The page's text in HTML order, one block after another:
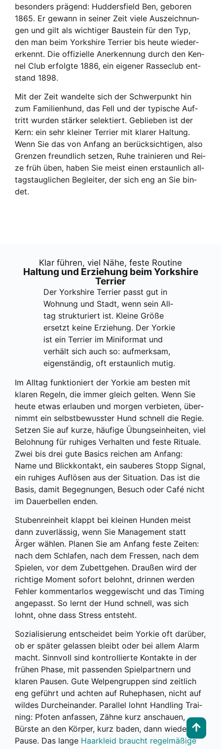
beson­ders prä­gend: Hud­ders­field Ben, gebo­ren
1865. Er gewann in sei­ner Zeit vie­le Aus­zeich­nun­
gen und gilt als wich­ti­ger Bau­stein für den Typ,
den man beim York­shire Ter­ri­er bis heu­te wie­der­
erkennt. Die offi­zi­el­le Aner­ken­nung durch den Ken­
nel Club erfolg­te 1886, ein eige­ner Ras­se­club ent­
stand 1898.
Mit der Zeit wan­del­te sich der Schwer­punkt hin
zum Fami­li­en­hund, das Fell und der typi­sche Auf­
tritt wur­den stär­ker selek­tiert. Geblie­ben ist der
Kern: ein sehr klei­ner Ter­ri­er mit kla­rer Hal­tung.
Wenn Sie das von Anfang an berück­sich­ti­gen, also
Gren­zen freund­lich set­zen, Ruhe trai­nie­ren und Rei­
ze früh üben, haben Sie meist einen erstaun­lich all­
tags­taug­li­chen Beglei­ter, der sich eng an Sie bin­
det.
Klar füh­ren, viel Nähe, fes­te Rou­ti­ne
Hal­tung und Erzie­hung beim York­shire
Ter­ri­er
Der York­shire Ter­ri­er passt gut in
Woh­nung und Stadt, wenn sein All­
tag struk­tu­riert ist. Klei­ne Grö­ße
ersetzt kei­ne Erzie­hung. Der Yor­kie
ist ein Ter­ri­er im Mini­for­mat und
ver­hält sich auch so: auf­merk­sam,
eigen­stän­dig, oft erstaun­lich mutig.
Im All­tag funk­tio­niert der Yor­kie am bes­ten mit
kla­ren Regeln, die immer gleich gel­ten. Wenn Sie
heu­te etwas erlau­ben und mor­gen ver­bie­ten, über­
nimmt ein selbst­be­wuss­ter Hund schnell die Regie.
Set­zen Sie auf kur­ze, häu­fi­ge Übungs­ein­hei­ten, viel
Beloh­nung für ruhi­ges Ver­hal­ten und fes­te Ritua­le.
Zwei bis drei gute Basics rei­chen am Anfang:
Name und Blick­kon­takt, ein sau­be­res Stopp Signal,
ein ruhi­ges Auf­lö­sen aus der Situa­ti­on. Das ist die
Basis, damit Begeg­nun­gen, Besuch oder Café nicht
im Dau­er­bel­len enden.
Stu­ben­rein­heit klappt bei klei­nen Hun­den meist
dann zuver­läs­sig, wenn Sie Manage­ment statt
Ärger wäh­len. Pla­nen Sie am Anfang fes­te Zei­ten:
nach dem Schla­fen, nach dem Fres­sen, nach dem
Spie­len, vor dem Zubett­ge­hen. Drau­ßen wird der
rich­ti­ge Moment sofort belohnt, drin­nen wer­den
Feh­ler kom­men­tar­los weg­ge­wischt und das Timing
ange­passt. So lernt der Hund schnell, was sich
lohnt, ohne dass Stress ent­steht.
Sozia­li­sie­rung ent­schei­det beim Yor­kie oft dar­über,
ob er spä­ter gelas­sen bleibt oder bei allem Alarm
macht. Sinn­voll sind kon­trol­lier­te Kon­tak­te in der
frü­hen Pha­se, mit pas­sen­den Spiel­part­nern und
kla­ren Pau­sen. Gute Wel­pen­grup­pen sind zeit­lich
eng geführt und ach­ten auf Ruhe­pha­sen, nicht auf
wil­des Durch­ein­an­der. Par­al­lel lohnt Hand­ling Trai­
ning: Pfo­ten anfas­sen, Zäh­ne kurz anschau­en,
Bürs­te an den Kör­per, kurz baden, dann wie­der
Pau­se. Das lan­ge Haar­kleid braucht regel­mä­ßi­ge